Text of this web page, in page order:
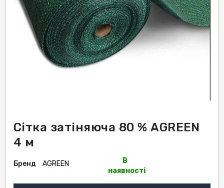
Сітка затіняюча 80 % AGREEN
4 м
Бренд AGREEN
В
наявності